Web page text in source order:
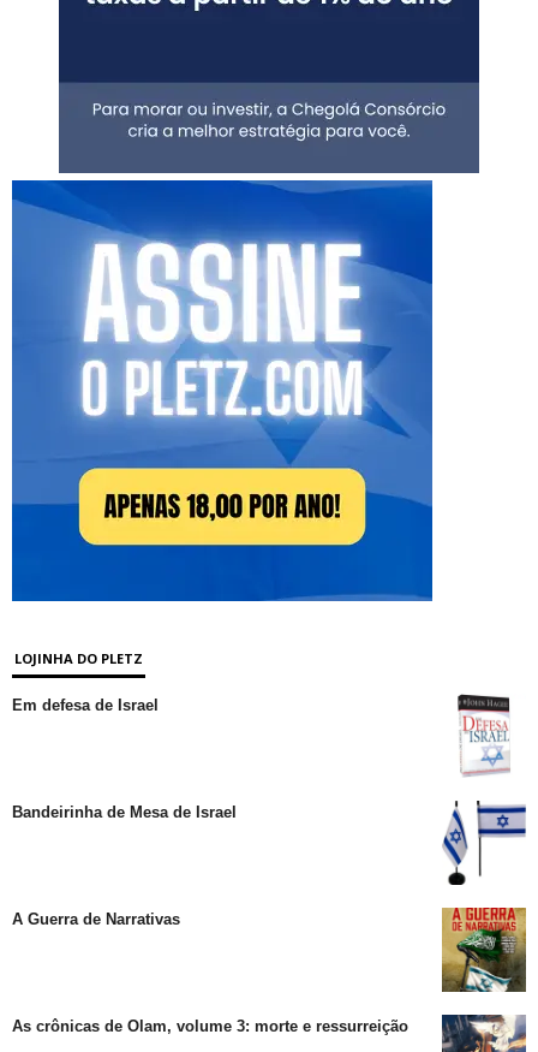
LOJINHA DO PLETZ
Em defesa de Israel
Bandeirinha de Mesa de Israel
A Guerra de Narrativas
As crônicas de Olam, volume 3: morte e ressurreição